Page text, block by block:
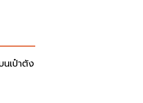
เป๋าตัง